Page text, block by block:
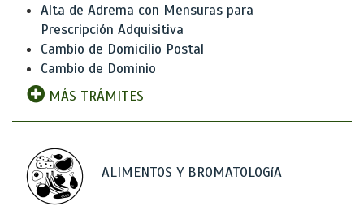
Alta de Adrema con Mensuras para
Prescripción Adquisitiva
Cambio de Domicilio Postal
Cambio de Dominio
MÁS TRÁMITES
ALIMENTOS Y BROMATOLOGíA